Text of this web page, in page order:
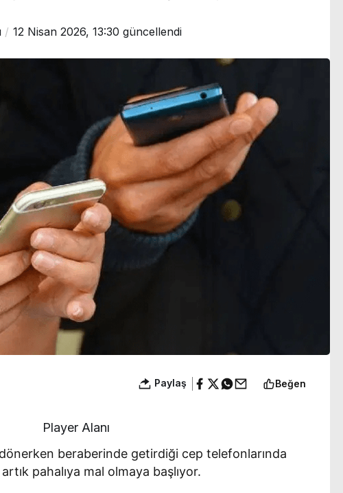
12 Nisan 2026, 13:30 güncellendi
Paylaş Beğen
Player Alanı
beraberinde getirdiği cep telefonlarında
pahalıya mal olmaya başlıyor.
mikroplastik
artıyor
Türkan Şoray eski eşi
kalmadı: ‘Bu ne
yakışıklılık’